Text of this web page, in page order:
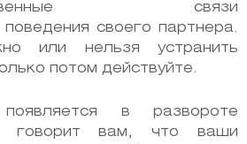
связи
своего партнера.
или нельзя устранить
потом действуйте.
в развороте
говорит вам, что ваши